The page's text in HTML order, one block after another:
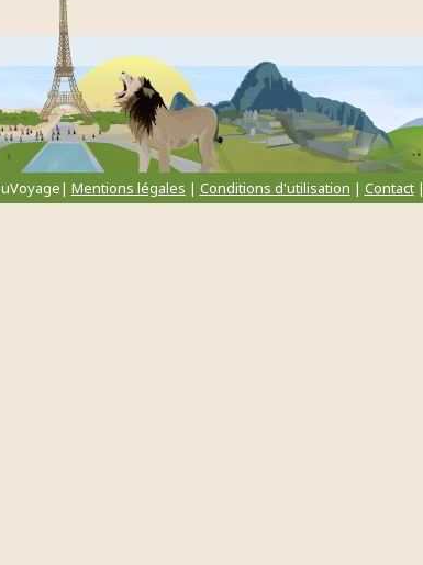
Mentions légales | Conditions d'utilisation | Contact|